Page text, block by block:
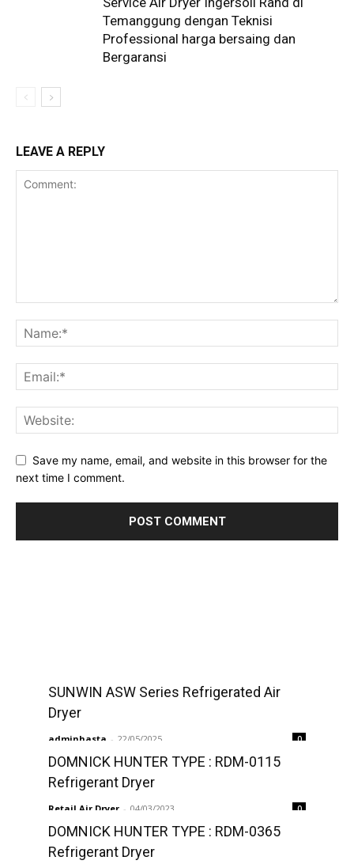
Temanggung dengan Teknisi
Professional harga bersaing dan
Bergaransi
LEAVE A REPLY
Save my name, email, and website in this browser for the
next time I comment.
SUNWIN ASW Series Refrigerated Air
Dryer
adminhasta - 22/05/2025 0
DOMNICK HUNTER TYPE : RDM-0115
Refrigerant Dryer
Retail Air Dryer - 04/03/2023 0
DOMNICK HUNTER TYPE : RDM-0365
Refrigerant Dryer